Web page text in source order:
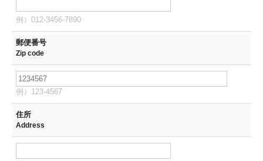
例）012-3456-7890
郵便番号
Zip code
例）123-4567
住所
Address